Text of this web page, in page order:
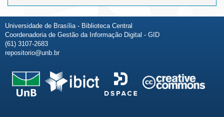
Universidade de Brasília - Biblioteca Central
Coordenadoria de Gestão da Informação Digital - GID
(61) 3107-2683
repositorio@unb.br